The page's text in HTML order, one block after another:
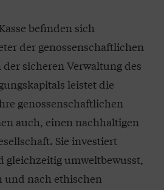
befinden sich
der genossenschaftlichen
sicheren Verwaltung des
leistet die
genossenschaftlichen
auch, einen nachhaltigen
Sie investiert
umweltbewusst,
und nach ethischen